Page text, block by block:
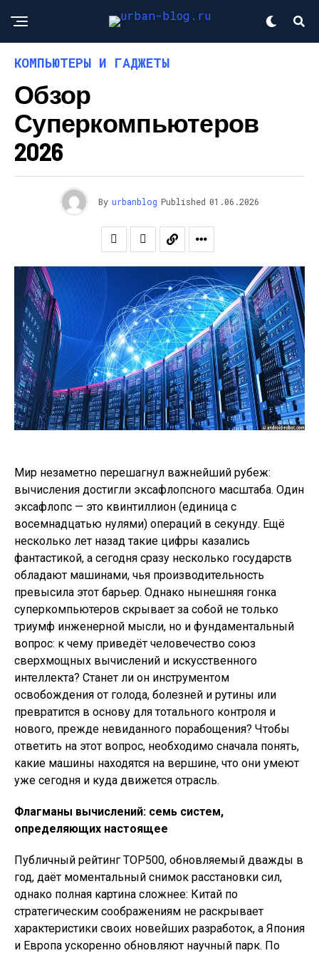
КОМПЬЮТЕРЫ И ГАДЖЕТЫ
Обзор
Суперкомпьютеров
2026
By urbanblog Published 01.06.2026
Мир незаметно перешагнул важнейший рубеж:
вычисления достигли эксафлопсного масштаба. Один
эксафлопс — это квинтиллион (единица с
восемнадцатью нулями) операций в секунду. Ещё
несколько лет назад такие цифры казались
фантастикой, а сегодня сразу несколько государств
обладают машинами, чья производительность
превысила этот барьер. Однако нынешняя гонка
суперкомпьютеров скрывает за собой не только
триумф инженерной мысли, но и фундаментальный
вопрос: к чему приведёт человечество союз
сверхмощных вычислений и искусственного
интеллекта? Станет ли он инструментом
освобождения от голода, болезней и рутины или
превратится в основу для тотального контроля и
нового, прежде невиданного порабощения? Чтобы
ответить на этот вопрос, необходимо сначала понять,
какие машины находятся на вершине, что они умеют
уже сегодня и куда движется отрасль.
Флагманы вычислений: семь систем,
определяющих настоящее
Публичный рейтинг TOP500, обновляемый дважды в
год, даёт моментальный снимок расстановки сил,
однако полная картина сложнее: Китай по
стратегическим соображениям не раскрывает
характеристики своих новейших разработок, а Япония
и Европа ускоренно обновляют научный парк. По